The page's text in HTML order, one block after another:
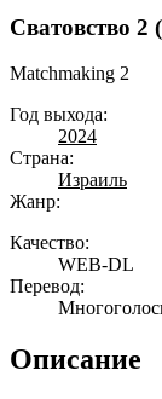
Сватовство 2
Matchmaking 2
Год выхода:
2024
Страна:
Израиль
Жанр:
Качество:
WEB-DL
Перевод:
Описание